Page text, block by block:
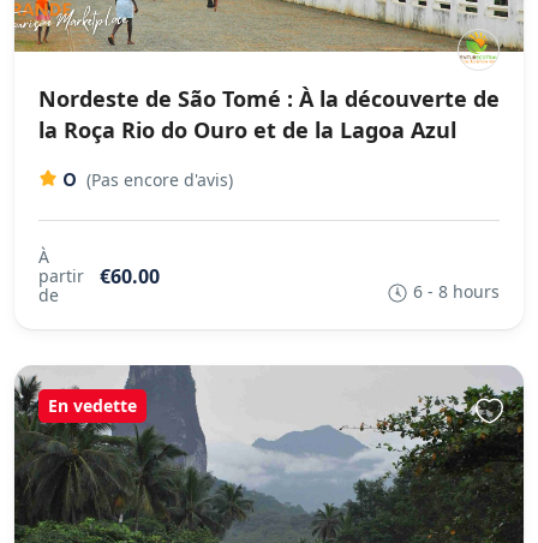
Nordeste de São Tomé : À la découverte de
la Roça Rio do Ouro et de la Lagoa Azul
0 (Pas encore d'avis)
À
partir
de
€60.00
6 - 8 hours
En vedette